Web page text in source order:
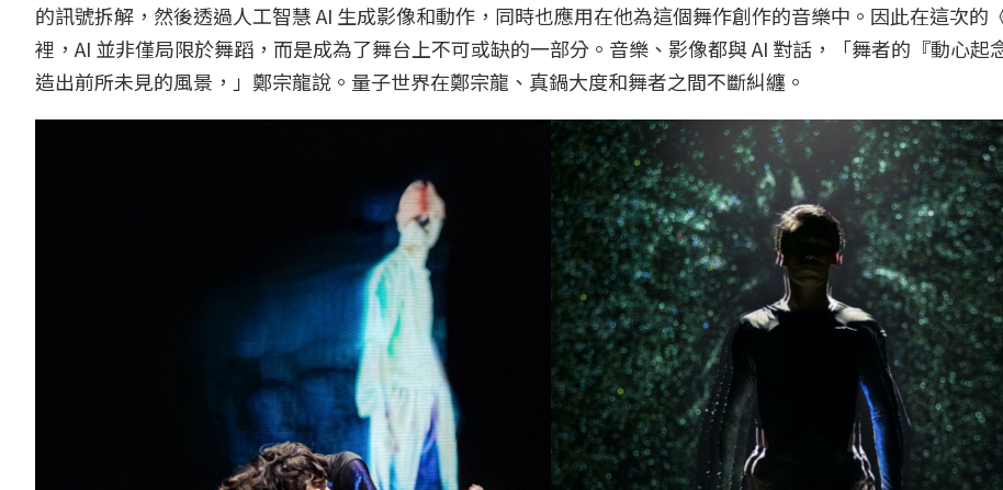
的訊號拆解，然後透過人工智慧 AI 生成影像和動作，同時也應用在他為這個舞作創作的音樂中。因此在這次的
裡，AI 並非僅局限於舞蹈，而是成為了舞台上不可或缺的一部分。音樂、影像都與 AI 對話，「舞者的『動心起
造出前所未見的風景，」鄭宗龍說。量子世界在鄭宗龍、真鍋大度和舞者之間不斷糾纏。